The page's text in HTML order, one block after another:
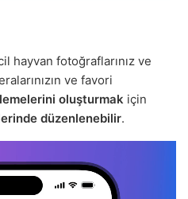
hayvan fotoğraflarınız ve
ve favori
oluşturmak için
düzenlenebilir.